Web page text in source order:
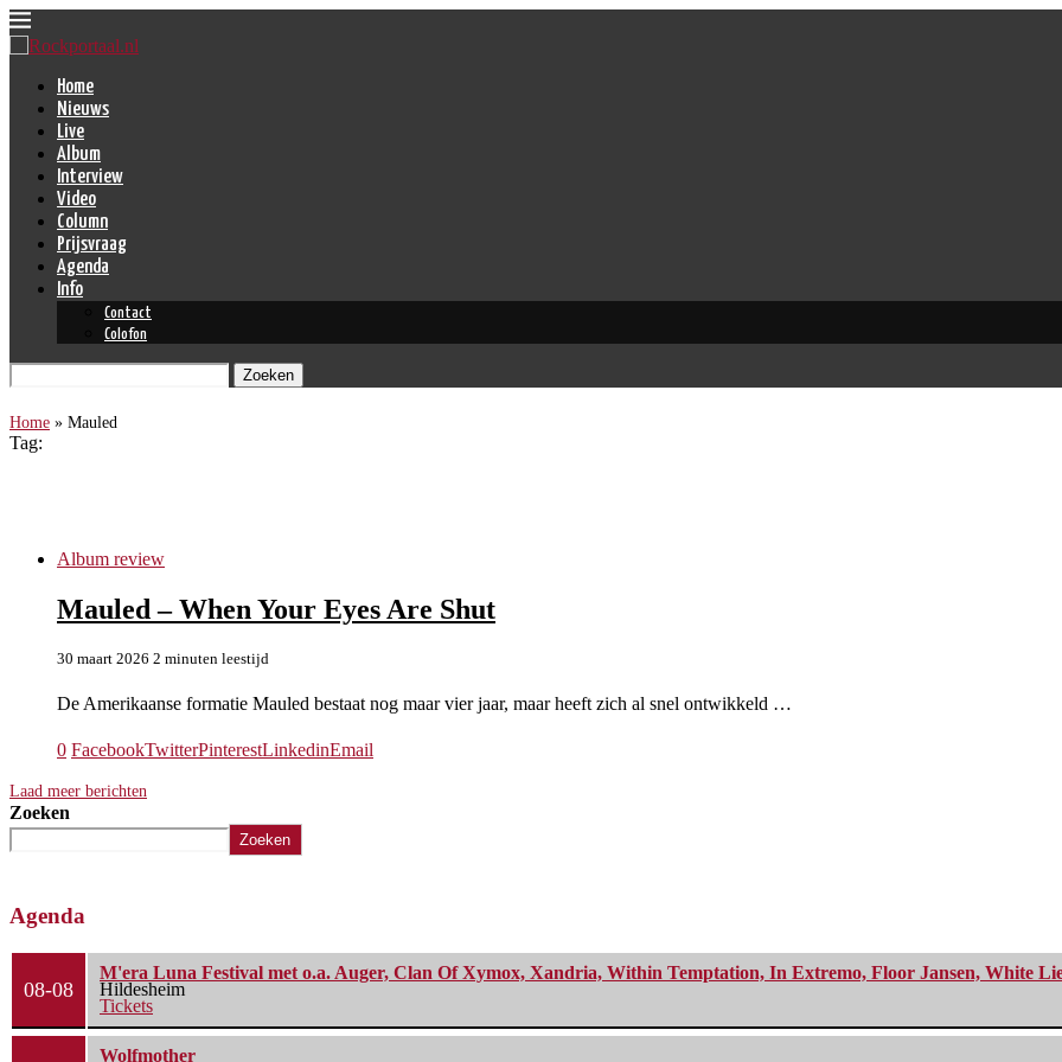
Home
Nieuws
Live
Album
Interview
Video
Column
Prijsvraag
Agenda
Info
Contact
Colofon
Zoeken
Home » Mauled
Tag:
Album review
Mauled – When Your Eyes Are Shut
30 maart 2026 2 minuten leestijd
De Amerikaanse formatie Mauled bestaat nog maar vier jaar, maar heeft zich al snel ontwikkeld …
0 FacebookTwitterPinterestLinkedinEmail
Laad meer berichten
Zoeken
Zoeken
Agenda
08-08
M'era Luna Festival met o.a. Auger, Clan Of Xymox, Xandria, Within Temptation, In Extremo, Floor Jansen, White
Hildesheim
Tickets
Wolfmother